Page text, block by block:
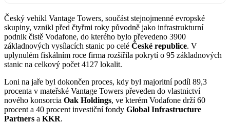
Český vehikl Vantage Towers, součást stejnojmenné evropské
skupiny, vznikl před čtyřmi roky původně jako infrastrukturní
podnik čistě Vodafone, do kterého bylo převedeno 3900
základnových vysílacích stanic po celé České republice. V
uplynulém fiskálním roce firma rozšířila pokrytí o 95 základnových
stanic na celkový počet 4127 lokalit.
Loni na jaře byl dokončen proces, kdy byl majoritní podíl 89,3
procenta v mateřské Vantage Towers převeden do vlastnictví
nového konsorcia Oak Holdings, ve kterém Vodafone drží 60
procent a 40 procent investiční fondy Global Infrastructure
Partners a KKR.